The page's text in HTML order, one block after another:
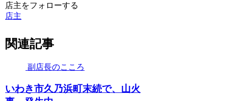
店主をフォローする
店主
関連記事
副店長のこころ
いわき市久乃浜町末続で、山火